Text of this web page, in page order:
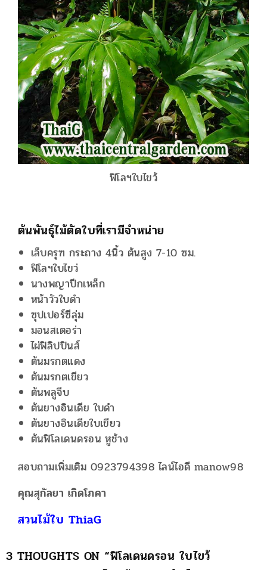
ฟิโลฯใบไขว้
ต้นพันธุ์ไม้ตัดใบที่เรามีจำหน่าย
เล็บครุฑ กระถาง 4นิ้ว ต้นสูง 7-10 ซม.
ฟิโลฯใบไขว่
นางพญาปีกเหล็ก
หน้าวัวใบดำ
ซุปเปอร์ซีลุ่ม
มอนสเตอร่า
ไผ่ฟิลิปปินส์
ต้นมรกตแดง
ต้นมรกตเขียว
ต้นพลูจีบ
ต้นยางอินเดีย ใบดำ
ต้นยางอินเดียใบเขียว
ต้นฟิโลเดนดรอน หูช้าง
สอบถามเพิ่มเติม 0923794398 ไลน์ไอดี manow98
คุณสุกัลยา เกิดโภคา
สวนไม้ใบ ThiaG
3 THOUGHTS ON “ฟิโลเดนดรอน ใบไขว้